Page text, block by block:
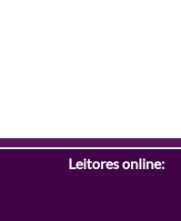
Leitores online: